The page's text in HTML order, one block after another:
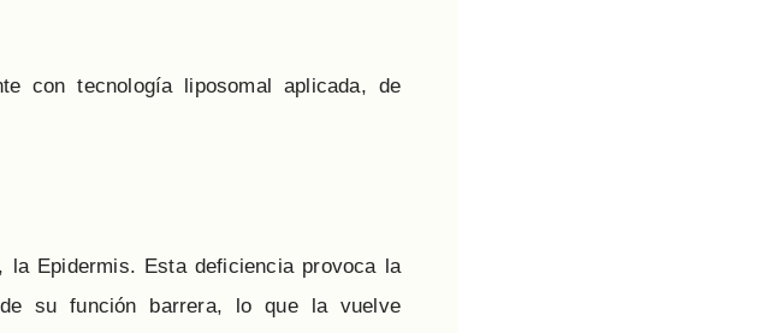
con tecnología liposomal aplicada, de
Epidermis. Esta deficiencia provoca la
su función barrera, lo que la vuelve